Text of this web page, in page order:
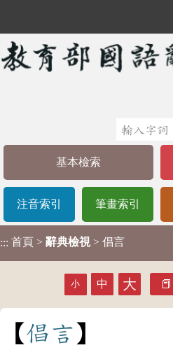
基本檢索
注音索引 筆畫索引
::: 首頁 > 辭典檢視 > 倡言
小 中 大
倡言